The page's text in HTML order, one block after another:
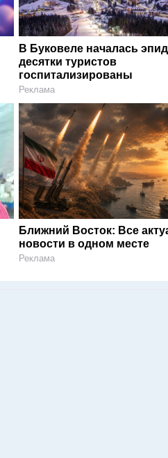
В Буковеле началась
десятки туристов
госпитализированы
Реклама
Ближний Восток: Все
новости в одном месте
Реклама